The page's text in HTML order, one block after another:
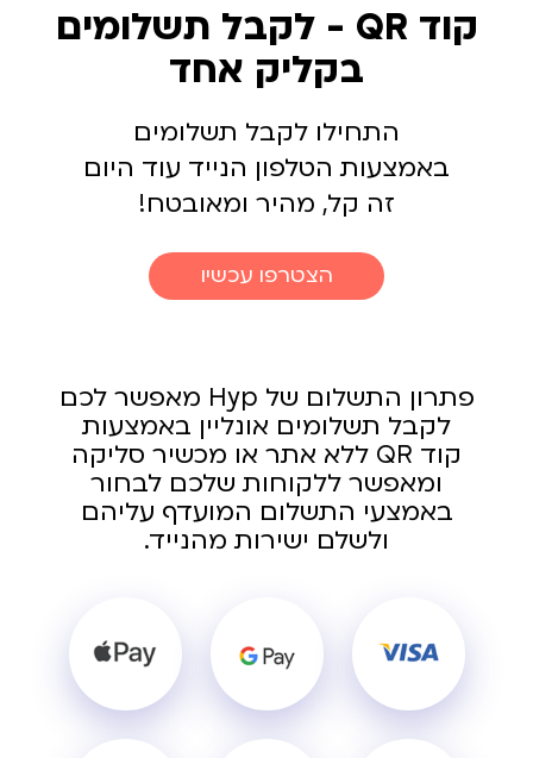
קוד QR - לקבל תשלומים
בקליק אחד
התחילו לקבל תשלומים
באמצעות הטלפון הנייד עוד היום
זה קל, מהיר ומאובטח!
הצטרפו עכשיו
פתרון התשלום של Hyp מאפשר לכם
לקבל תשלומים אונליין באמצעות
קוד QR ללא אתר או מכשיר סליקה
ומאפשר ללקוחות שלכם לבחור
באמצעי התשלום המועדף עליהם
ולשלם ישירות מהנייד.